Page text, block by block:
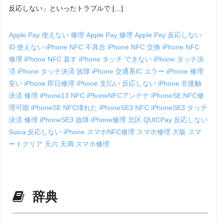
反応しない」といったトラブルで […]
Apple Pay 使えない 修理Apple Pay 修理Apple Pay 反応しない
iD 使えない iPhone NFC 不具合 iPhone NFC 交換 iPhone NFC
修理 iPhone NFC 直す iPhone タッチ できない iPhone タッチ決
済 iPhone タッチ決済 故障 iPhone 交通系IC エラー iPhone 修理
安い iPhone 即日修理 iPhone 支払い 反応しない iPhone 非接触
決済 修理 iPhone13 NFC iPhoneNFCアンテナ iPhoneSE NFC修
理可能 iPhoneSE NFC壊れた iPhoneSE3 NFC iPhoneSE3 タッチ
決済 修理 iPhoneSE3 故障 iPhone修理 北区QUICPay 反応しない
Suica 反応しない iPhone スマホNFC修理 スマホ修理 大阪 スマ
ートクリア 天六 天満 スマホ修理
辞典